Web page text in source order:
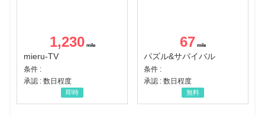
1,230
mieru-TV
条件 :
承認 : 数日程度
即時
67
パズル&サバイバル
条件 :
承認 : 数日程度
無料